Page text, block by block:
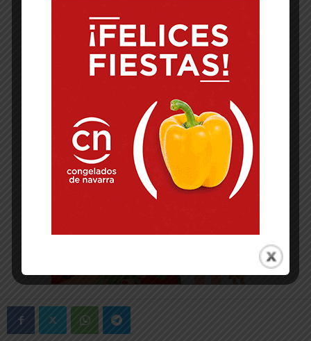
-- Publicidad --